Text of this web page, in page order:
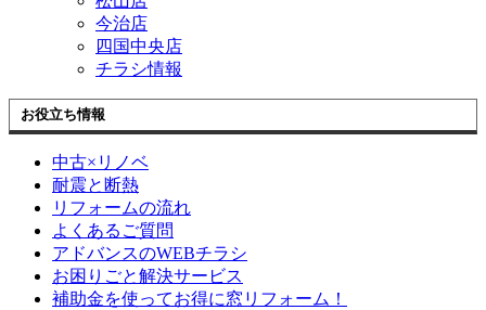
今治店
四国中央店
チラシ情報
お役立ち情報
中古×リノベ
耐震と断熱
リフォームの流れ
よくあるご質問
アドバンスのWEBチラシ
お困りごと解決サービス
補助金を使ってお得に窓リフォーム！